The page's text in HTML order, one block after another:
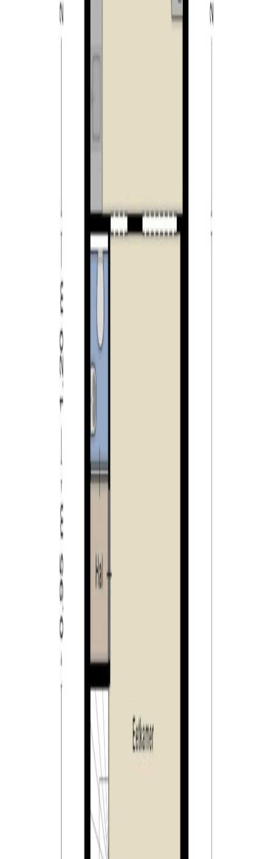
tuin vindt u de vrijstaande stenen berging over de
volledige breedte van het perceel. De ruime berging is
achterom die toegang geeft tot de brandgang achter de
– gelegen op een gewilde en kindvriendelijke locatie;
– gelegen nabij het centrum van Hilvarenbeek met vele
voorzieningen;
– buitenschilderwerk van de woning wordt in juli 2023
nog volledig gedaan;
– gelegen nabij bossen en natuur zoals landgoed ”Gorp
en Roovert” en ”Annanina’s rust”;
– gelegen nabij uitvalswegen richting Tilburg, Eindhoven,
Den Bosch, Breda en België.
Hilvarenbeek:
Hilvarenbeek staat bekend om zijn vele voorzieningen
zoals winkels, terrasjes en eetgelegenheden. Op het
dorpsplein, de Vrijthof, worden vooral in de
zomermaanden verschillende activiteiten
georganiseerd. De Vrijthof wordt ook wel het mooiste
groene plein van Brabant genoemd. Zo heeft dit plein
een bijna 350 jaar oude lindeboom, de meer dan 1000
jaar oude St. Petrus kerk, het gemeentehuis en een
authentieke bierbrouwerij. Het gehele plein is omringd
door bomen. Hilvarenbeek is een sprankelende
gemeente met veel actieve verenigingen en clubs. Rond
het prachtige dorp liggen bossen die doorlopen tot in
België. Deze omliggende bossen, heide en akkers
bieden een ideale omgeving voor kinderen, fietsers,
paardenliefhebbers en wandelaars. Hilvarenbeek is
middels een vierbaansweg met Tilburg verbonden,
evenals met de A58. Breda, ‘s-Hertogenbosch en
Eindhoven liggen op circa 25 minuten rijden. Terwijl u
vanuit Hilvarenbeek al in 15 minuten rijden in het centrum
van Tilburg bent.